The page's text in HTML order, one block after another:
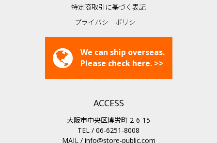
特定商取引に基づく表記
プライバシーポリシー
We can ship overseas.
Please check here. >>
ACCESS
大阪市中央区博労町 2-6-15
TEL / 06-6251-8008
MAIL / info@store-public.com